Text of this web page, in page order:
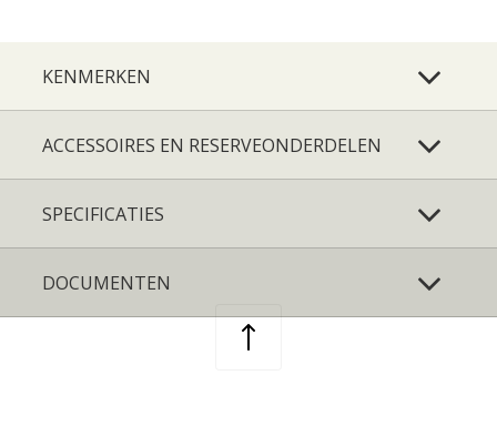
KENMERKEN
ACCESSOIRES EN RESERVEONDERDELEN
SPECIFICATIES
DOCUMENTEN